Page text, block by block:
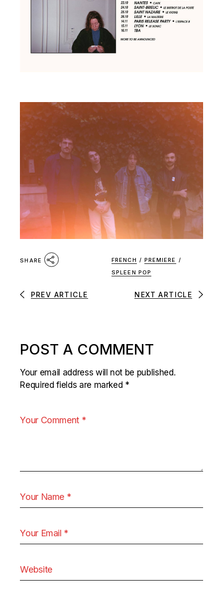
SHARE FRENCH / PREMIERE /
SPLEEN POP
PREV ARTICLE NEXT ARTICLE
POST A COMMENT
Your email address will not be published.
Required fields are marked *